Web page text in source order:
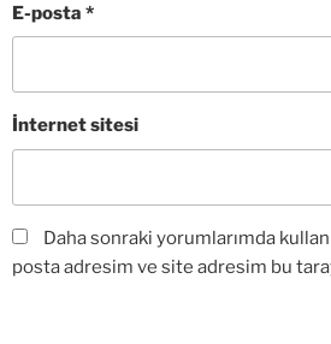
E-posta *
İnternet sitesi
Daha sonraki yorumlarımda
posta adresim ve site adresim bu